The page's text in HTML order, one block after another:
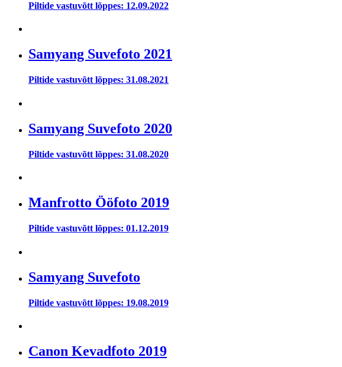
Piltide vastuvõtt lõppes: 12.09.2022
Samyang Suvefoto 2021
Piltide vastuvõtt lõppes: 31.08.2021
Samyang Suvefoto 2020
Piltide vastuvõtt lõppes: 31.08.2020
Manfrotto Ööfoto 2019
Piltide vastuvõtt lõppes: 01.12.2019
Samyang Suvefoto
Piltide vastuvõtt lõppes: 19.08.2019
Canon Kevadfoto 2019